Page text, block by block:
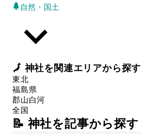
自然・国土
🗾神社を関連エリアから探す
東北
福島県
郡山白河
全国
📝 神社を記事から探す